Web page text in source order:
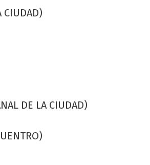
CIUDAD)
DE LA CIUDAD)